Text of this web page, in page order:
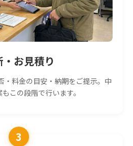
・お見積り
・料金の目安・納期をご提示。中
この段階で行います。
3